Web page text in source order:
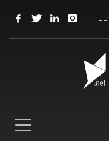
TEL: